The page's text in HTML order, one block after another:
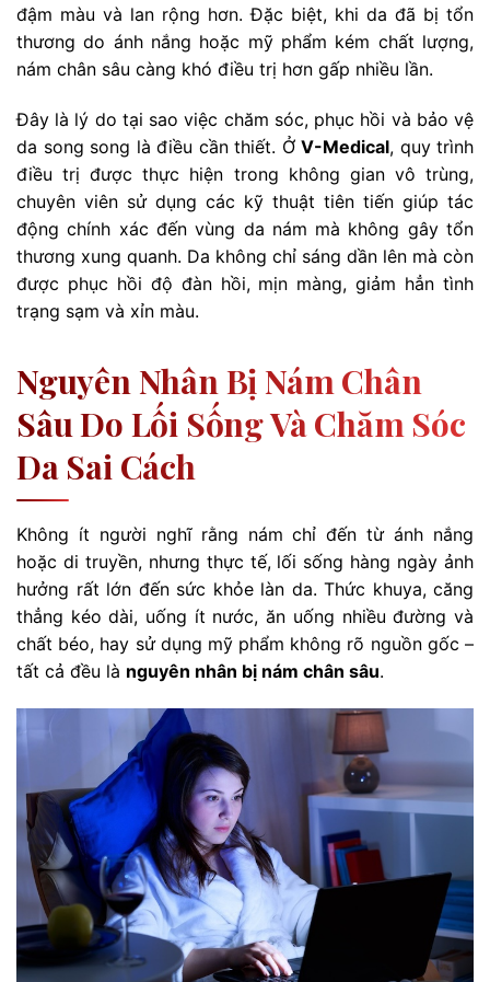
đậm màu và lan rộng hơn. Đặc biệt, khi da đã bị tổn
thương do ánh nắng hoặc mỹ phẩm kém chất lượng,
nám chân sâu càng khó điều trị hơn gấp nhiều lần.
Đây là lý do tại sao việc chăm sóc, phục hồi và bảo vệ
da song song là điều cần thiết. Ở V-Medical, quy trình
điều trị được thực hiện trong không gian vô trùng,
chuyên viên sử dụng các kỹ thuật tiên tiến giúp tác
động chính xác đến vùng da nám mà không gây tổn
thương xung quanh. Da không chỉ sáng dần lên mà còn
được phục hồi độ đàn hồi, mịn màng, giảm hẳn tình
trạng sạm và xỉn màu.
Nguyên Nhân Bị Nám Chân
Sâu Do Lối Sống Và Chăm Sóc
Da Sai Cách
Không ít người nghĩ rằng nám chỉ đến từ ánh nắng
hoặc di truyền, nhưng thực tế, lối sống hàng ngày ảnh
hưởng rất lớn đến sức khỏe làn da. Thức khuya, căng
thẳng kéo dài, uống ít nước, ăn uống nhiều đường và
chất béo, hay sử dụng mỹ phẩm không rõ nguồn gốc –
tất cả đều là nguyên nhân bị nám chân sâu.